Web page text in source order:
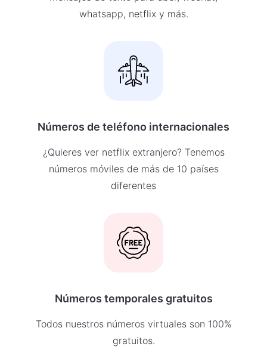
whatsapp, netflix y más.
Números de teléfono internacionales
¿Quieres ver netflix extranjero? Tenemos
números móviles de más de 10 países
diferentes
Números temporales gratuitos
Todos nuestros números virtuales son 100%
gratuitos.